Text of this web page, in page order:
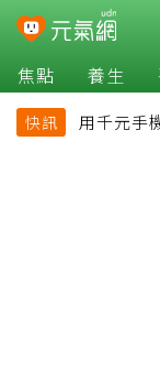
焦點 養生
快訊
用千元手